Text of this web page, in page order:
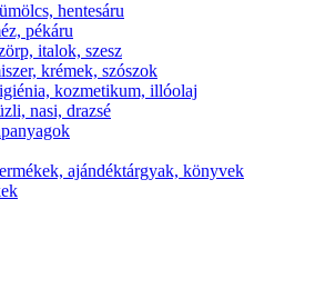
hentesáru
pékáru
italok, szesz
krémek, szószok
kozmetikum, illóolaj
nasi, drazsé
ajándéktárgyak, könyvek